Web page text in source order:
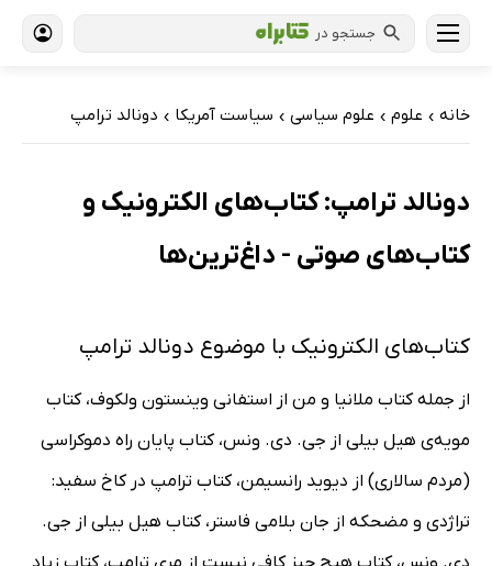
جستجو در
خانه › علوم › علوم سیاسی › سیاست آمریکا › دونالد ترامپ
دونالد ترامپ: کتاب‌های الکترونیک و
کتاب‌های صوتی - داغ‌ترین‌ها
کتاب‌های الکترونیک با موضوع دونالد ترامپ
از جمله کتاب ملانیا و من از استفانی وینستون ولکوف، کتاب
مویه‌ی هیل بیلی از جی. دی. ونس، کتاب پایان راه دموکراسی
(مردم سالاری) از دیوید رانسیمن، کتاب ترامپ در کاخ سفید:
تراژدی و مضحکه از جان بلامی فاستر، کتاب هیل بیلی از جی.